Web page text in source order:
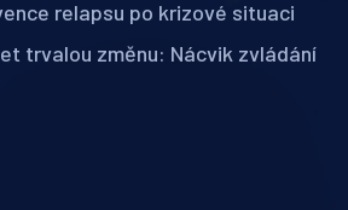
relapsu po krizové situaci
trvalou změnu: Nácvik zvládání